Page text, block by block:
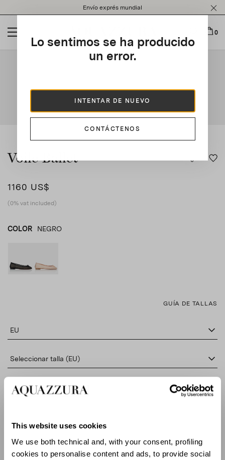
This website uses cookies
We use both technical and, with your consent, profiling
cookies to personalise content and ads, to provide social
note:
website
an
Envío exprés mundial
0
Lo sentimos se ha producido
un error.
INTENTAR DE NUEVO
CONTÁCTENOS
This is a carousel with auto-rotating slides. Activate any of
Voile Ballet
1160 US$
(0% vat included)
COLOR NEGRO
GUÍA DE TALLAS
EU
Seleccionar talla (EU)